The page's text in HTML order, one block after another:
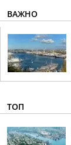
ВАЖНО
ТОП